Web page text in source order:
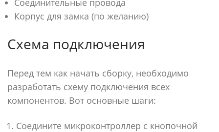
Соединительные провода
Корпус для замка (по желанию)
Схема подключения
Перед тем как начать сборку, необходимо
разработать схему подключения всех
компонентов. Вот основные шаги:
Соедините микроконтроллер с кнопочной